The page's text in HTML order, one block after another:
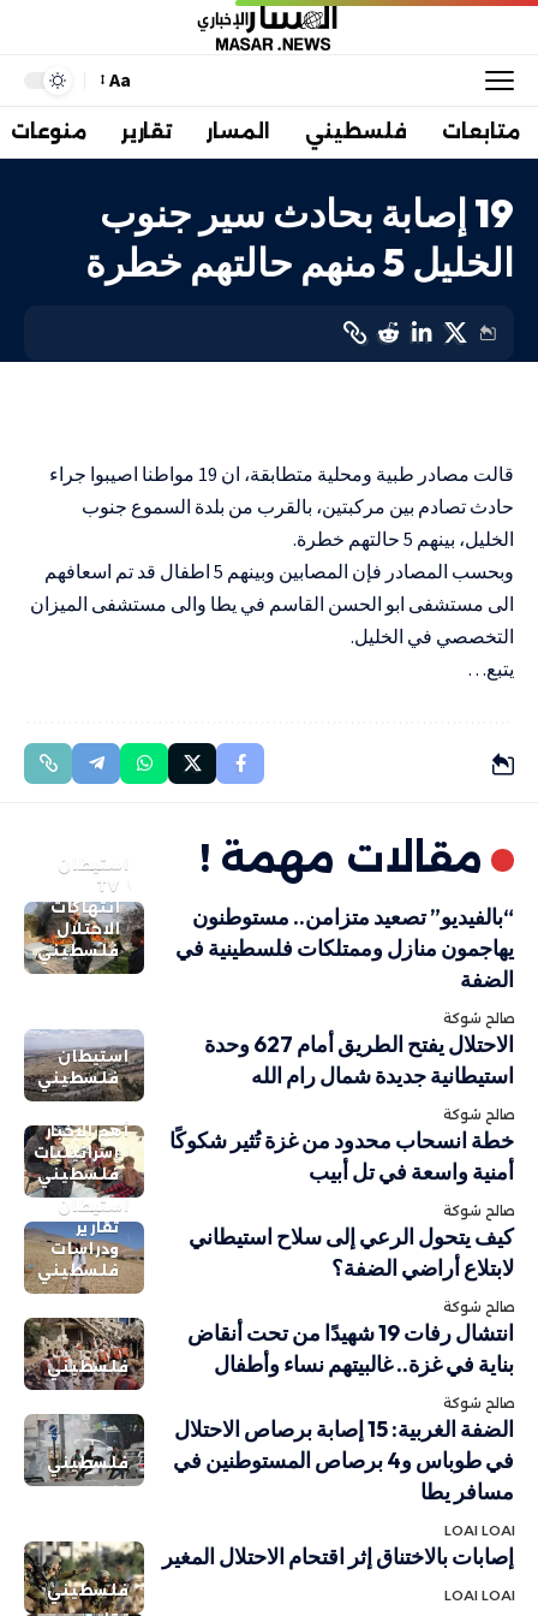
Aa
متابعات فلسطيني المسار تقارير منوعات
19 إصابة بحادث سير جنوب
الخليل 5 منهم حالتهم خطرة
قالت مصادر طبية ومحلية متطابقة، ان 19 مواطنا اصيبوا جراء
حادث تصادم بين مركبتين، بالقرب من بلدة السموع جنوب
الخليل، بينهم 5 حالتهم خطرة.
وبحسب المصادر فإن المصابين وبينهم 5 اطفال قد تم اسعافهم
الى مستشفى ابو الحسن القاسم في يطا والى مستشفى الميزان
التخصصي في الخليل.
يتبع…
مقالات مهمة !
استيطان
TV
انتهاكات
الاحتلال
فلسطيني
“بالفيديو” تصعيد متزامن.. مستوطنون
يهاجمون منازل وممتلكات فلسطينية في
الضفة
صالح شوكة
استيطان
فلسطيني
الاحتلال يفتح الطريق أمام 627 وحدة
استيطانية جديدة شمال رام الله
صالح شوكة
أهم الاخبار
إسرائيليات
فلسطيني
خطة انسحاب محدود من غزة تُثير شكوكًا
أمنية واسعة في تل أبيب
صالح شوكة
استيطان
تقارير
ودراسات
فلسطيني
كيف يتحول الرعي إلى سلاح استيطاني
لابتلاع أراضي الضفة؟
صالح شوكة
فلسطيني
انتشال رفات 19 شهيدًا من تحت أنقاض
بناية في غزة.. غالبيتهم نساء وأطفال
صالح شوكة
فلسطيني
الضفة الغربية: 15 إصابة برصاص الاحتلال
في طوباس و4 برصاص المستوطنين في
مسافر يطا
LOAI LOAI
فلسطيني
إصابات بالاختناق إثر اقتحام الاحتلال المغير
LOAI LOAI